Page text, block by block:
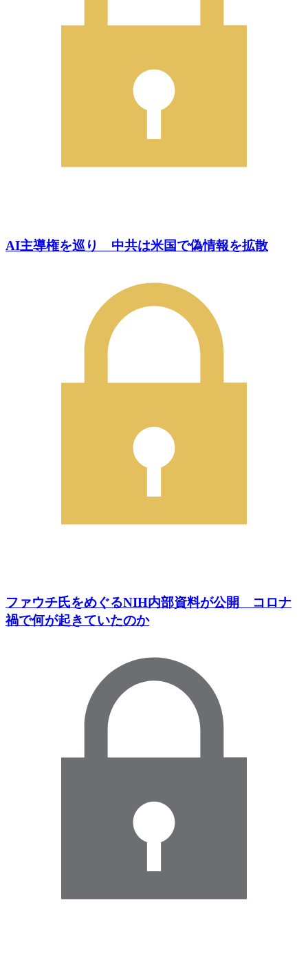
AI主導権を巡り 中共は米国で偽情報を拡散
ファウチ氏をめぐるNIH内部資料が公開 コロナ
禍で何が起きていたのか